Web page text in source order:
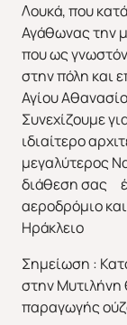
Λουκά, που
Αγάθωνας την
που ως
στην πόλη και
Αγίου
Συνεχίζουμε
ιδιαίτερο
μεγαλύτερος
διάθεση σας
αεροδρόμιο
Ηράκλειο
Σημείωση :
στην
παραγωγής